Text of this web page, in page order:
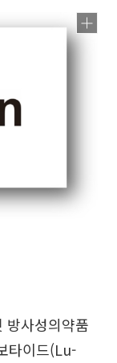
사성의약품
타이드(Lu-